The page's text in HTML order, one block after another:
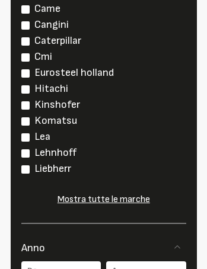
Came
Cangini
Caterpillar
Cmi
Eurosteel holland
Hitachi
Kinshofer
Komatsu
Lea
Lehnhoff
Liebherr
Mostra tutte le marche
Anno